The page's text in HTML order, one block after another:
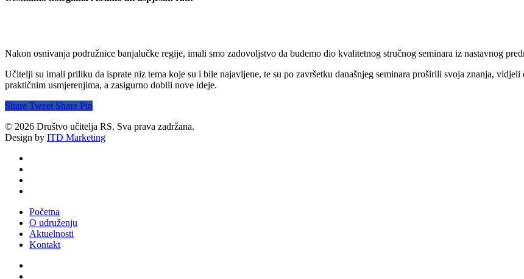
Nakon osnivanja podružnice banjalučke regije, imali smo zadovoljstvo da budemo dio kvalitetnog stručnog seminara iz nastavnog
Učitelji su imali priliku da isprate niz tema koje su i bile najavljene, te su po završetku današnjeg seminara proširili svoja znanja,
praktičnim usmjerenjima, a zasigurno dobili nove ideje.
Share Tweet Share Pin
© 2026 Društvo učitelja RS. Sva prava zadržana.
Design by ITD Marketing
Close
Menu
Početna
O udruženju
Aktuelnosti
Kontakt